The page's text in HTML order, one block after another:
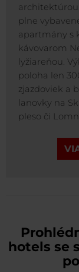
plne
apartmány s
kávovarom
lyžiareňou.
poloha len
zjazdoviek a
lanovky na
pleso či
hotels se